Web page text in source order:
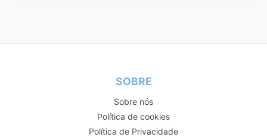
SOBRE
Sobre nós
Política de cookies
Política de Privacidade